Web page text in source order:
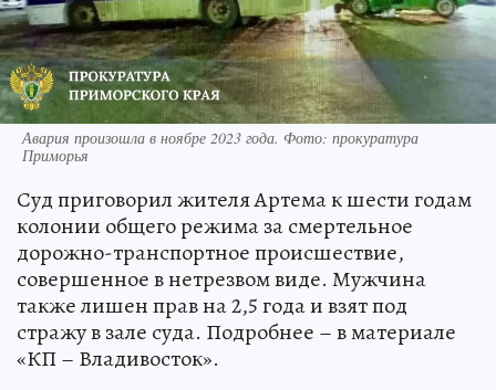
Авария произошла в ноябре 2023 года. Фото: прокуратура
Приморья
Суд приговорил жителя Артема к шести годам
колонии общего режима за смертельное
дорожно-транспортное происшествие,
совершенное в нетрезвом виде. Мужчина
также лишен прав на 2,5 года и взят под
стражу в зале суда. Подробнее – в материале
«КП – Владивосток».